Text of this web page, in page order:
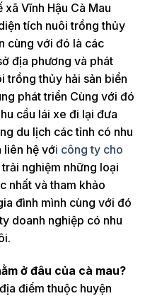
Vĩnh Hậu Cà Mau
tích nuôi trồng thủy
cùng với đó là các
địa phương và phát
trồng thủy hải sản biển
phát triển Cùng với đó
cầu lái xe đi lại đưa
du lịch các tỉnh có nhu
liên hệ với công ty cho
nghiệm những loại
nhất và tham khảo
đình mình cùng với đó
doanh nghiệp có nhu
ở đâu của cà mau?
điểm thuộc huyện